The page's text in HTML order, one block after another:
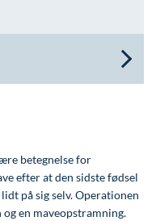
betegnelse for
efter at den sidste fødsel
på sig selv. Operationen
en maveopstramning.